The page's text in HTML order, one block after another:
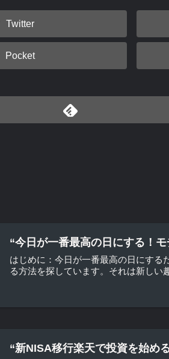
Twitter
Pocket
“今日が一番最高の日にする！
はじめに：今日が一番最高の日にする
る方法を探しています。それは新しい
“新NISA移行楽天で投資を始め